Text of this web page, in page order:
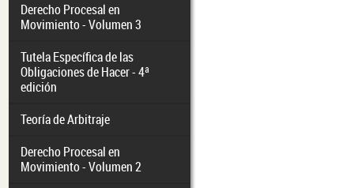
Derecho Procesal en
Movimiento - Volumen 3
Tutela Específica de las
Obligaciones de Hacer - 4ª
edición
Teoría de Arbitraje
Derecho Procesal en
Movimiento - Volumen 2